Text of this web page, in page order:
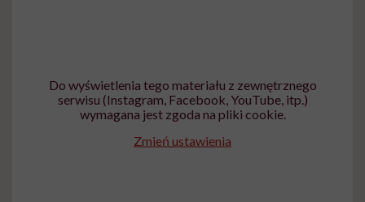
Do wyświetlenia tego materiału z zewnętrznego
serwisu (Instagram, Facebook, YouTube, itp.)
wymagana jest zgoda na pliki cookie.
Zmień ustawienia